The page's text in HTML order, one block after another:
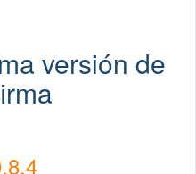
versión de